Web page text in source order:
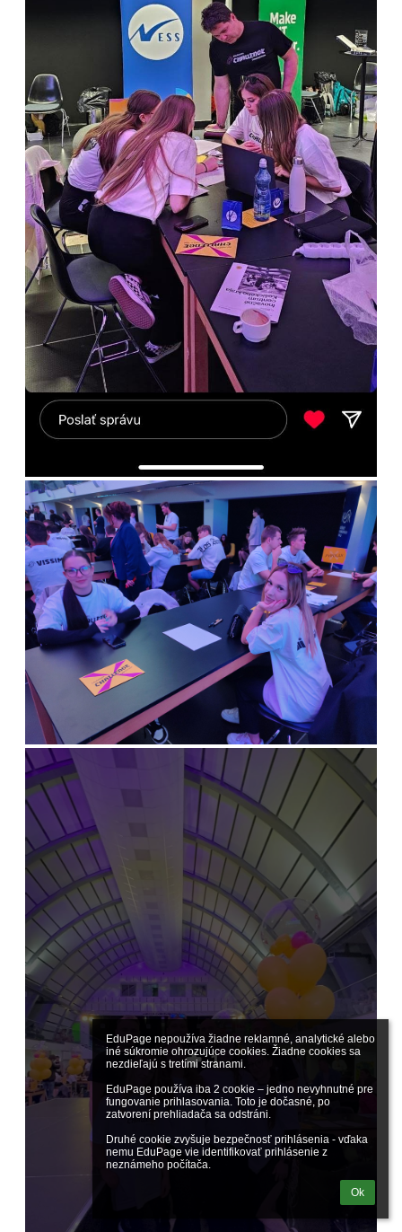
EduPage nepoužíva žiadne reklamné, analytické alebo
iné súkromie ohrozujúce cookies. Žiadne cookies sa
nezdieľajú s tretími stranami.
EduPage používa iba 2 cookie – jedno nevyhnutné pre
fungovanie prihlasovania. Toto je dočasné, po
zatvorení prehliadača sa odstráni.
Druhé cookie zvyšuje bezpečnosť prihlásenia - vďaka
nemu EduPage vie identifikovať prihlásenie z
neznámeho počítača.
Ok
1